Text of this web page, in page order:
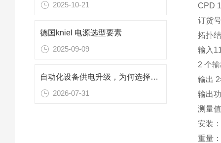
2025-10-21
德国kniel 电源选型要素
2025-09-09
自动化设备供电升级，为何选择德国Kniel CAD24.1直流电源？
2026-07-31
CPD
订货
拓扑
输入
2 个
输出
输出
测量
安装
重量